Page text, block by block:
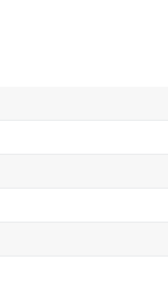
NAUKA I OPŠTA INTERESOVANJA ZA DJECU
PITANJA I
ASTRONAUTI